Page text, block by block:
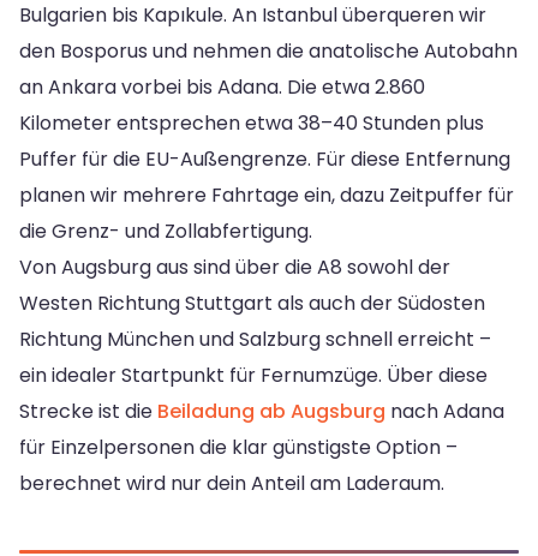
Bulgarien bis Kapıkule. An Istanbul überqueren wir
den Bosporus und nehmen die anatolische Autobahn
an Ankara vorbei bis Adana. Die etwa 2.860
Kilometer entsprechen etwa 38–40 Stunden plus
Puffer für die EU-Außengrenze. Für diese Entfernung
planen wir mehrere Fahrtage ein, dazu Zeitpuffer für
die Grenz- und Zollabfertigung.
Von Augsburg aus sind über die A8 sowohl der
Westen Richtung Stuttgart als auch der Südosten
Richtung München und Salzburg schnell erreicht –
ein idealer Startpunkt für Fernumzüge. Über diese
Strecke ist die Beiladung ab Augsburg nach Adana
für Einzelpersonen die klar günstigste Option –
berechnet wird nur dein Anteil am Laderaum.